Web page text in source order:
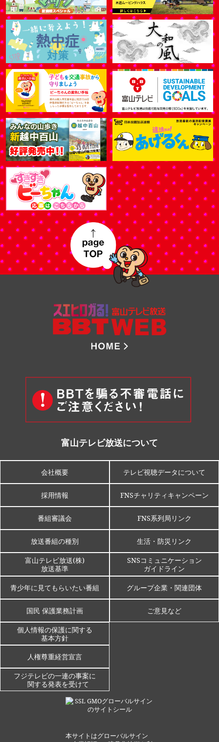
富山テレビ放送について
会社概要
採用情報
番組審議会
放送番組の種別
富山テレビ放送(株)
放送基準
青少年に見てもらいたい番組
国民 保護業務計画
個人情報の保護に関する
基本方針
人権尊重経営宣言
フジテレビの一連の事案に
関する発表を受けて
テレビ視聴データについて
FNSチャリティキャンペーン
FNS系列局リンク
生活・防災リンク
SNSコミュニケーション
ガイドライン
グループ企業・関連団体
ご意見など
本サイトはグローバルサイン
page top